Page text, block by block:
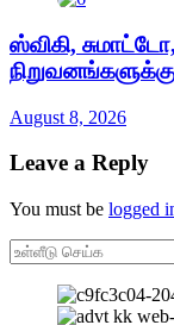
ஸ்விகி,
நிறுவனங்களுக்கு
August 8, 2026
Leave a Reply
You must be logged